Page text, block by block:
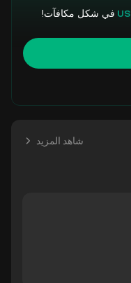
في شكل مكافآت!
شاهد المزيد